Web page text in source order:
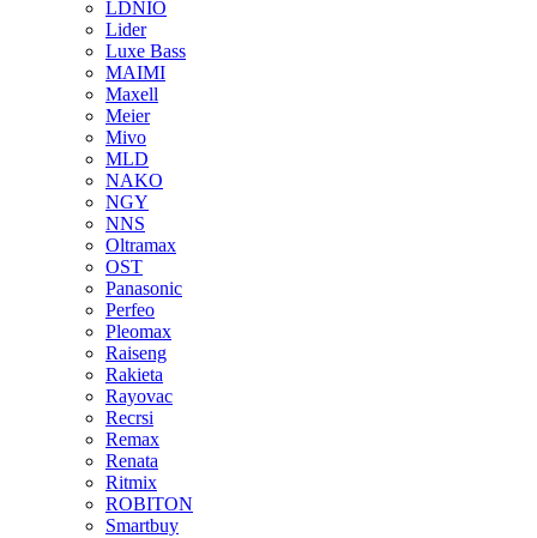
LDNIO
Lider
Luxe Bass
MAIMI
Maxell
Meier
Mivo
MLD
NAKO
NGY
NNS
Oltramax
OST
Panasonic
Perfeo
Pleomax
Raiseng
Rakieta
Rayovac
Recrsi
Remax
Renata
Ritmix
ROBITON
Smartbuy